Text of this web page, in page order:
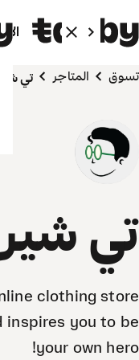
تسوق المتاجر تي
تي
clothing store
inspires you to be
your own hero!